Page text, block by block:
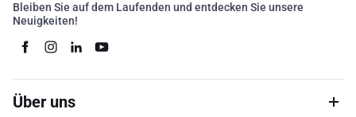
Bleiben Sie auf dem Laufenden und entdecken Sie unsere
Neuigkeiten!
Über uns